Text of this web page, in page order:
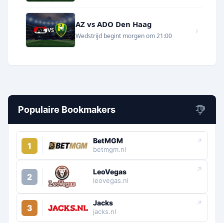
VS
AZ vs ADO Den Haag
Wedstrijd begint morgen om 21:00 ›
Populaire Bookmakers
↗
1 BetMGM
betmgm.nl
↗
2 LeoVegas
leovegas.nl
↗
3 Jacks
jacks.nl